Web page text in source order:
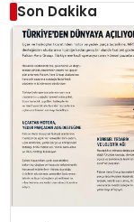
Son Dakika